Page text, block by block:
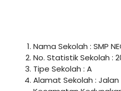
Nama Sekolah : SMP
No. Statistik Sekolah :
Tipe Sekolah : A
Alamat Sekolah :